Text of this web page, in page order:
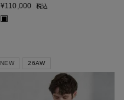
¥110,000 税込
NEW 26AW